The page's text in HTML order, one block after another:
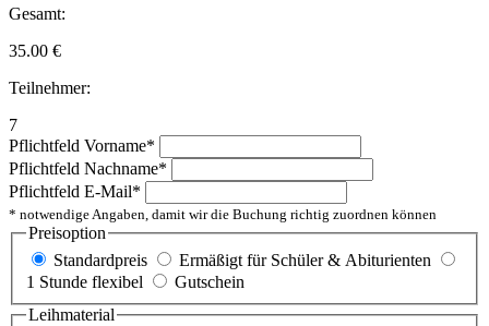
Gesamt:
35.00 €
Teilnehmer:
7
Pflichtfeld Vorname*
Pflichtfeld Nachname*
Pflichtfeld E-Mail*
* notwendige Angaben, damit wir die Buchung richtig zuordnen können
Preisoption
Standardpreis
Ermäßigt für Schüler & Abiturienten
1 Stunde flexibel
Gutschein
Leihmaterial